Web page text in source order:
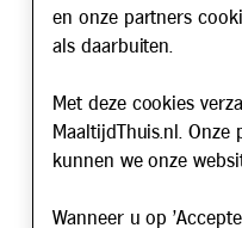
en onze partners
als daarbuiten.
Met deze cookies
MaaltijdThuis.nl.
kunnen we onze
Wanneer u op